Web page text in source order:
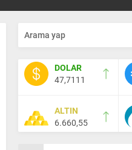
DOLAR
47,7111
ALTIN
6.660,55